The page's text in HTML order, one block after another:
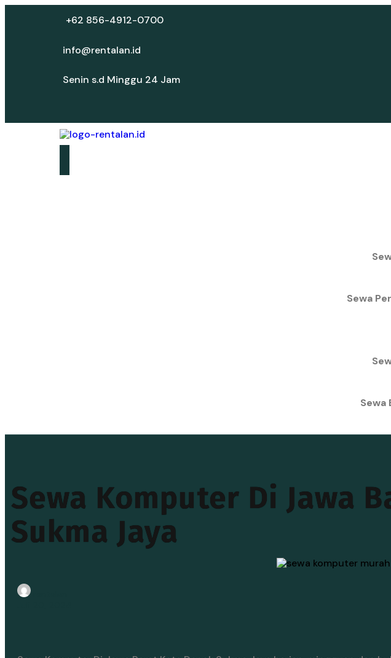
+62 856-4912-0700
info@rentalan.id
Senin s.d Minggu 24 Jam
Sewa
Sewa
Sewa Komputer Di Jawa
Sukma Jaya